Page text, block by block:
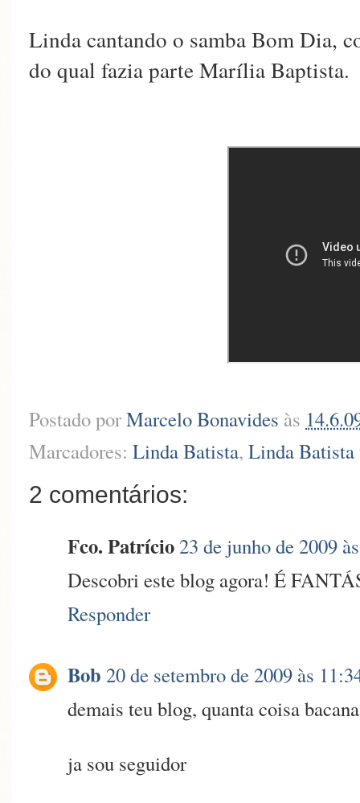
Linda cantando o samba Bom Dia,
do qual fazia parte Marília
Postado porMarcelo Bonavides às
Marcadores: Linda Batista, Linda Batista
2 comentários:
Fco. Patrício23 de junho de 2009
Descobri este blog agora! É
Responder
Bob 20 de setembro de 2009 às
demais teu blog, quanta coisa
ja sou seguidor